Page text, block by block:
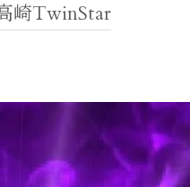
崎TwinStar